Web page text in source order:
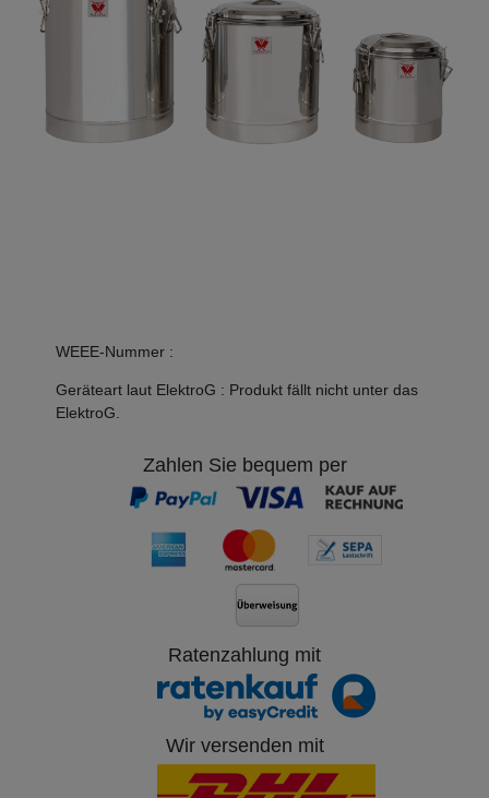
WEEE-Nummer :
Geräteart laut ElektroG : Produkt fällt nicht unter das
ElektroG.
Zahlen Sie bequem per
Ratenzahlung mit
Wir versenden mit